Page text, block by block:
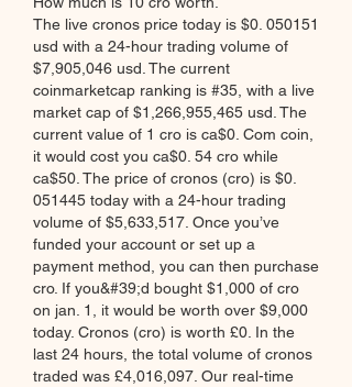
The live cronos price today is $0. 050151
usd with a 24-hour trading volume of
$7,905,046 usd. The current
coinmarketcap ranking is #35, with a live
market cap of $1,266,955,465 usd. The
current value of 1 cro is ca$0. Com coin,
it would cost you ca$0. 54 cro while
ca$50. The price of cronos (cro) is $0.
051445 today with a 24-hour trading
volume of $5,633,517. Once you’ve
funded your account or set up a
payment method, you can then purchase
cro. If you&#39;d bought $1,000 of cro
on jan. 1, it would be worth over $9,000
today. Cronos (cro) is worth £0. In the
last 24 hours, the total volume of cronos
traded was £4,016,097. Our real-time